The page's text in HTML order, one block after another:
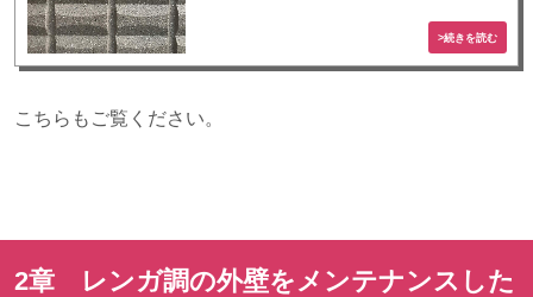
こちらもご覧ください。
2章 レンガ調の外壁をメンテナンスした